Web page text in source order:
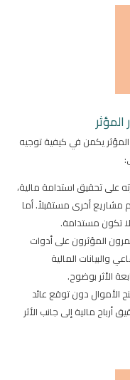
يكمن في كيفية توجيه
على تحقيق استدامة مالية،
مشاريع أخرى مستقبلاً. أما
تكون مستدامة.
المؤثرون على أدوات
والبيانات المالية
الأثر بوضوح.
الأموال دون توقع عائد
أرباح مالية إلى جانب الأثر